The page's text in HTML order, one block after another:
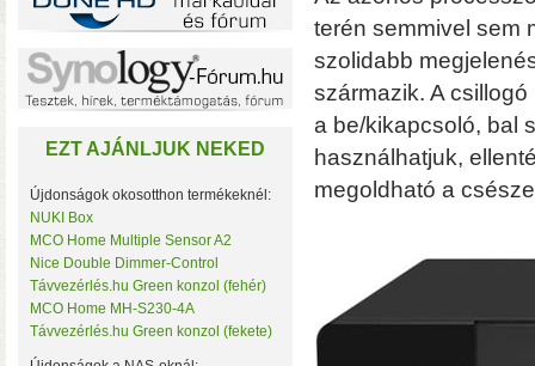
F2-425 Plus és F4-
(32 GB-ig bővíthető!)
(tárhely és/vagy cache)
terén semmivel sem
szolidabb
származik. A
a be/kikapcsoló, bal
használhatjuk,
megoldható a
EZT AJÁNLJUK NEKED
Újdonságok okosotthon termékeknél:
NUKI Box
MCO Home Multiple Sensor A2
Nice Double Dimmer-Control
Távvezérlés.hu Green konzol (fehér)
MCO Home MH-S230-4A
Távvezérlés.hu Green konzol (fekete)